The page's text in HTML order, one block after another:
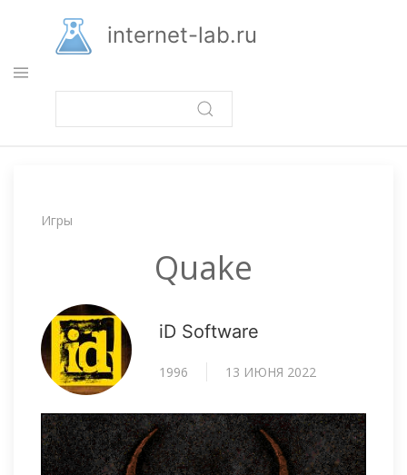
основному
содержанию
internet-lab.ru
Строка
навигации
Игры
Quake
iD Software
1996 13 ИЮНЯ 2022